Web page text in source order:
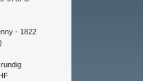
- 1822